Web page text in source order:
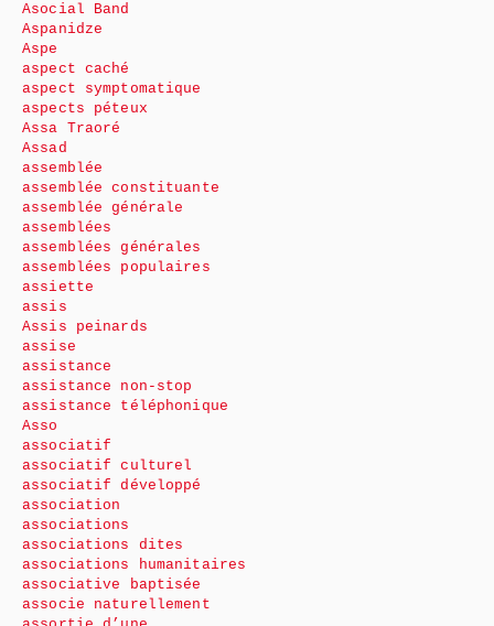
Asocial Band
Aspanidze
Aspe
aspect caché
aspect symptomatique
aspects péteux
Assa Traoré
Assad
assemblée
assemblée constituante
assemblée générale
assemblées
assemblées générales
assemblées populaires
assiette
assis
Assis peinards
assise
assistance
assistance non-stop
assistance téléphonique
Asso
associatif
associatif culturel
associatif développé
association
associations
associations dites
associations humanitaires
associative baptisée
associe naturellement